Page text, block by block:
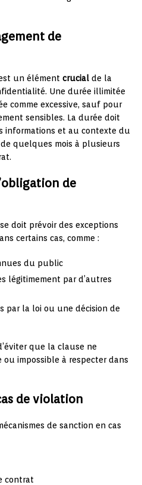
de
un élément crucial de la
Une durée illimitée
comme excessive, sauf pour
sensibles. La durée doit
informations et au contexte du
quelques mois à plusieurs
de
doit prévoir des exceptions
certains cas, comme :
du public
légitimement par d’autres
par la loi ou une décision de
que la clause ne
impossible à respecter dans
de violation
de sanction en cas
contrat